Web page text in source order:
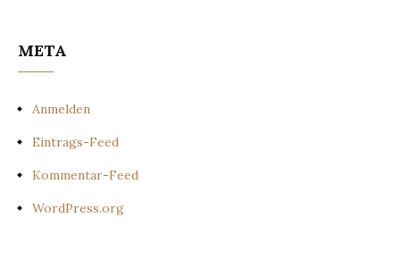
META
Anmelden
Eintrags-Feed
Kommentar-Feed
WordPress.org